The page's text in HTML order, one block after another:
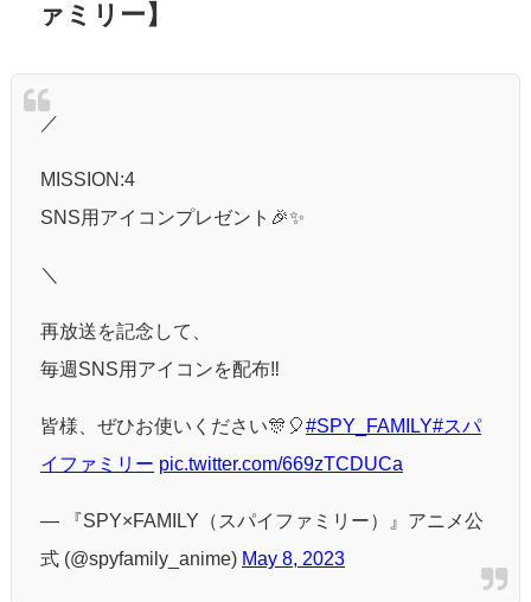
ァミリー】
／
MISSION:4
SNS用アイコンプレゼント🎉✨
＼
再放送を記念して、
毎週SNS用アイコンを配布‼️
皆様、ぜひお使いください🎊🎈#SPY_FAMILY#スパ
イファミリー pic.twitter.com/669zTCDUCa
— 『SPY×FAMILY（スパイファミリー）』アニメ公
式 (@spyfamily_anime) May 8, 2023